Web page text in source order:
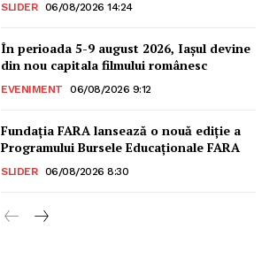
SLIDER 06/08/2026 14:24
În perioada 5-9 august 2026, Iașul devine
din nou capitala filmului românesc
EVENIMENT 06/08/2026 9:12
Fundația FARA lansează o nouă ediție a
Programului Bursele Educaționale FARA
SLIDER 06/08/2026 8:30